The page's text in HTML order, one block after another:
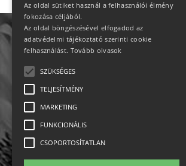
Impresszum-kapcsolat
Az oldal sütiket használ a felhasználói élmény
fokozása céljából.
Az oldal böngészésével elfogadod az
adatvédelmi tájékoztató szerinti cookie
felhasználást. Tovább olvasok
SZÜKSÉGES
TELJESÍTMÉNY
MARKETING
FUNKCIONÁLIS
CSOPORTOSÍTATLAN